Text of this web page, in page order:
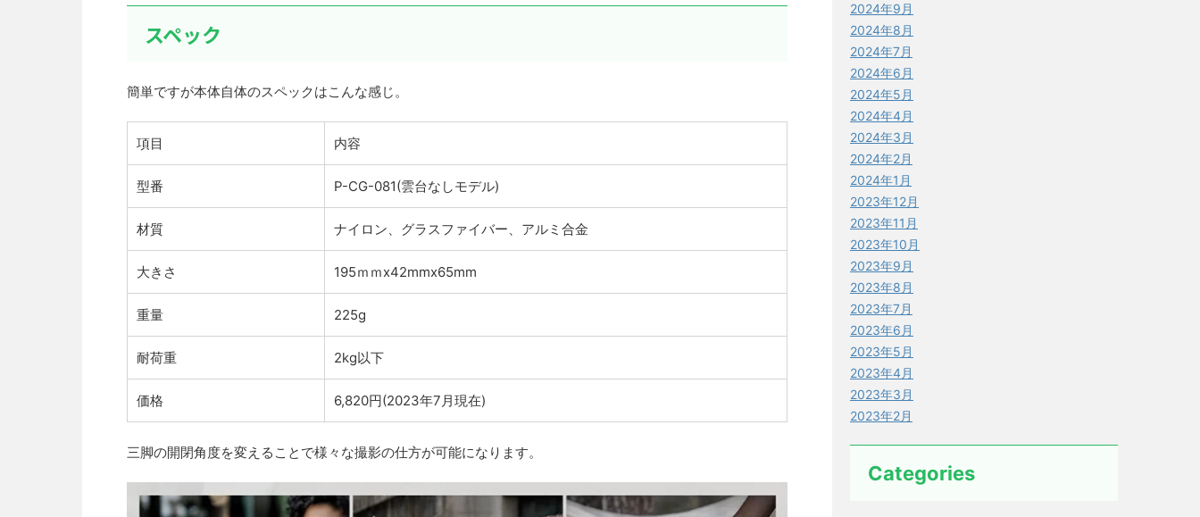
スペック
簡単ですが本体自体のスペックはこんな感じ。
項目 内容
型番 P-CG-081(雲台なしモデル)
材質 ナイロン、グラスファイバー、アルミ合金
大きさ 195ｍｍx42mmx65mm
重量 225g
耐荷重 2kg以下
価格 6,820円(2023年7月現在)
三脚の開閉角度を変えることで様々な撮影の仕方が可能になります。
2024年9月
2024年8月
2024年7月
2024年6月
2024年5月
2024年4月
2024年3月
2024年2月
2024年1月
2023年12月
2023年11月
2023年10月
2023年9月
2023年8月
2023年7月
2023年6月
2023年5月
2023年4月
2023年3月
2023年2月
Categories